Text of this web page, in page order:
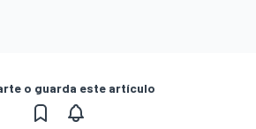
o guarda este artículo